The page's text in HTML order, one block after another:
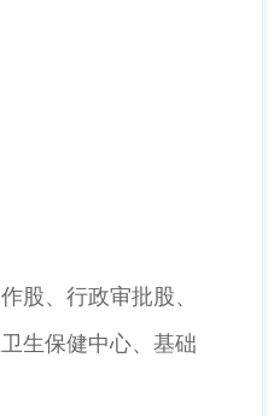
、行政审批股、
生保健中心、基础